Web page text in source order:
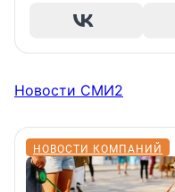
Новости СМИ2
НОВОСТИ КОМПАНИЙ